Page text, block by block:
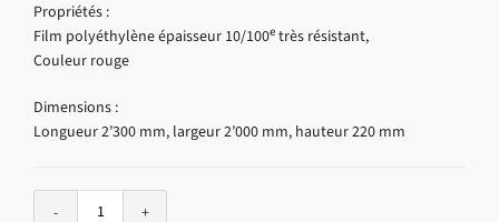
Propriétés :
Film polyéthylène épaisseur 10/100e très résistant,
Couleur rouge
Dimensions :
Longueur 2’300 mm, largeur 2’000 mm, hauteur 220 mm